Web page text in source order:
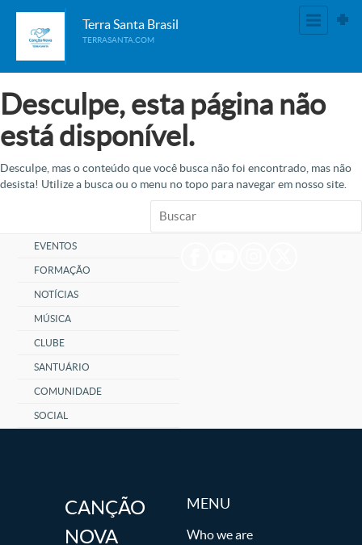
Terra Santa Brasil
TERRASANTA.COM
Desculpe, esta página não
está disponível.
Desculpe, mas o conteúdo que você busca não foi encontrado, mas não
desista! Utilize a busca ou o menu no topo para navegar em nosso site.
EVENTOS
FORMAÇÃO
NOTÍCIAS
MÚSICA
CLUBE
SANTUÁRIO
COMUNIDADE
SOCIAL
CANÇÃO
NOVA
MENU
Who we are